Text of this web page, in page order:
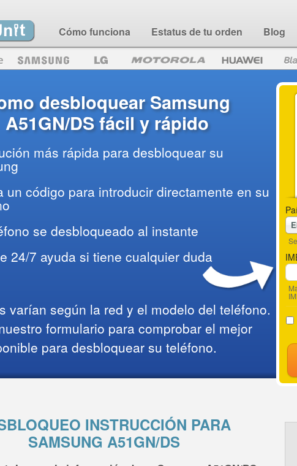
Cómo funciona Estatus de tu orden Blog
desbloquear Samsung
A51GN/DS fácil y rápido
más rápida para desbloquear su
un código para introducir directamente en su
se desbloqueado al instante
24/7 ayuda si tiene cualquier duda
varían según la red y el modelo del teléfono.
formulario para comprobar el mejor
para desbloquear su teléfono.
INSTRUCCIÓN PARA
SAMSUNG A51GN/DS